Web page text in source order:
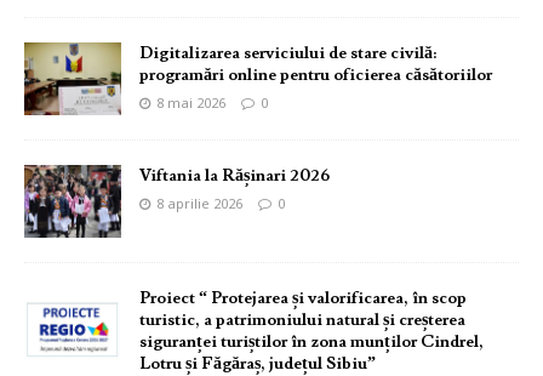
Digitalizarea serviciului de stare civilă:
programări online pentru oficierea căsătoriilor
8 mai 2026 0
Viftania la Rășinari 2026
8 aprilie 2026 0
Proiect “ Protejarea și valorificarea, în scop
turistic, a patrimoniului natural și creșterea
siguranței turiștilor în zona munților Cindrel,
Lotru și Făgăraș, județul Sibiu”